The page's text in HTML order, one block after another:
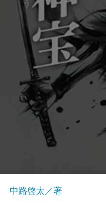
中路啓太／著